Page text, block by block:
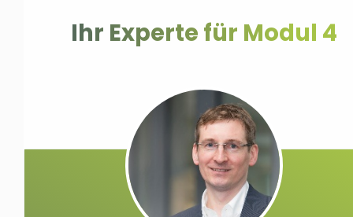
Ihr Experte für Modul 4